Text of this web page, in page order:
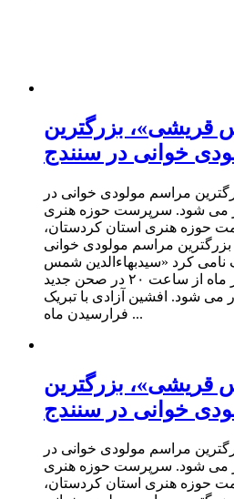
قریشی»، بزرگترین
خوانی در سنندج
مراسم مولودی خوانی در
می شود. سرپرست حوزه هنری
حوزه هنری استان کردستان،
مراسم مولودی خوانی
نامی کرد «سیدبهاءالدین شمس
قریشی» چهارشنبه ۵ مهر ماه از ساعت ۲۰ در صحن جدید
می شود. افشین آزادی با تبریک
فرارسیدن ماه ...
قریشی»، بزرگترین
خوانی در سنندج
مراسم مولودی خوانی در
می شود. سرپرست حوزه هنری
حوزه هنری استان کردستان،